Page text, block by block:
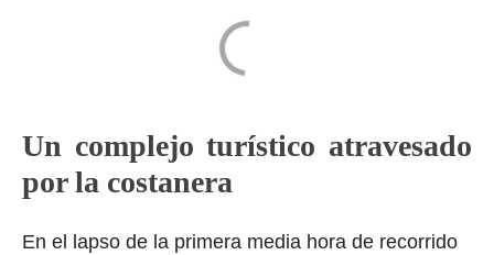
Un complejo turístico atravesado
por la costanera
En el lapso de la primera media hora de recorrido